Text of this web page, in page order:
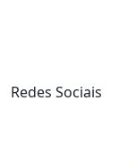
Redes Sociais